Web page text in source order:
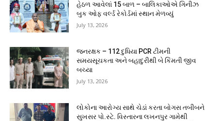
હેઠળ આવેલાં 15 બાળ – બાલિકાઓએ ગિનીઝ
બુક ઓફ વર્લ્ડ રેકોર્ડમાં સ્થાન મેળવ્યું
July 13, 2026
જનરક્ષક – 112 દુધિયા PCR ટીમની
સમયસૂચકતા અને બહાદુરીથી બે કિંમતી જીવ
બચ્યા
July 13, 2026
લોકોના આરોગ્ય સાથે ચેડાં કરતા બોગસ તબીબને
સુખસર પો.સ્ટે. વિસ્તારના લખનપુર ગામેથી